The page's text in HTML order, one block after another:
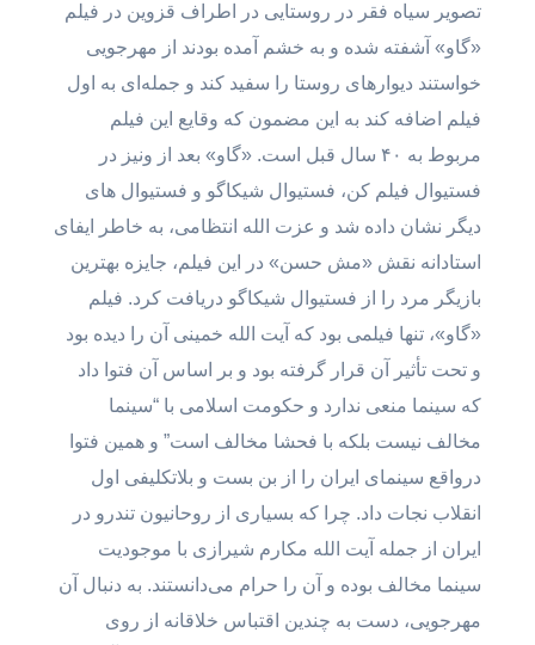
تصویر سیاه فقر در روستایی در اطراف قزوین در فیلم
«گاو» آشفته شده و به خشم آمده بودند از مهرجویی
خواستند دیوارهای روستا را سفید کند و جمله‌ای به اول
فیلم اضافه کند به این مضمون که وقایع این فیلم
مربوط به ۴۰ سال قبل است. «گاو» بعد از ونیز در
فستیوال فیلم کن، فستیوال شیکاگو و فستیوال های
دیگر نشان داده شد و عزت الله انتظامی، به خاطر ایفای
استادانه نقش «مش حسن» در این فیلم، جایزه بهترین
بازیگر مرد را از فستیوال شیکاگو دریافت کرد. فیلم
«گاو»، تنها فیلمی بود که آیت الله خمینی آن را دیده بود
و تحت تأثیر آن قرار گرفته بود و بر اساس آن فتوا داد
که سینما منعی ندارد و حکومت اسلامی با “سینما
مخالف نیست بلکه با فحشا مخالف است” و همین فتوا
درواقع سینمای ایران را از بن بست و بلاتکلیفی اول
انقلاب نجات داد. چرا که بسیاری از روحانیون تندرو در
ایران از جمله آیت الله مکارم شیرازی با موجودیت
سینما مخالف بوده و آن را حرام می‌دانستند. به دنبال آن
مهرجویی، دست به چندین اقتباس خلاقانه از روی